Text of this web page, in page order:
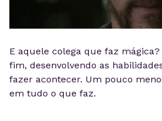
E aquele colega que faz
fim, desenvolvendo as
fazer acontecer. Um pouco
em tudo o que faz.